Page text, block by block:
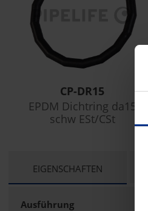
CP-DR15
EPDM Dichtring da15
schw ESt/CSt
CURRENT
EIGENSCHAFTEN
Ausführung